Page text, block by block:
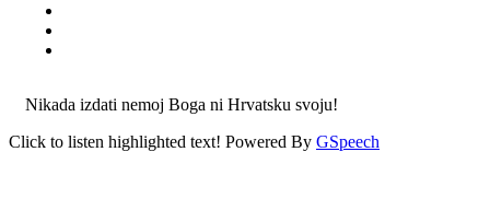
Nikada izdati nemoj Boga ni Hrvatsku svoju!
Click to listen highlighted text! Powered By GSpeech